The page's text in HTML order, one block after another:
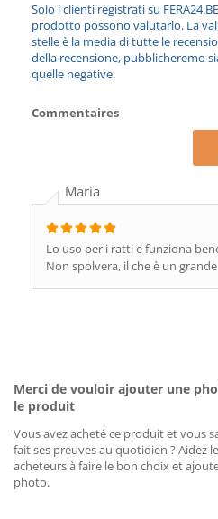
Solo i clienti registrati su
prodotto possono valutarlo. La
stelle è la media di tutte le
della recensione, pubblicheremo
quelle negative.
Commentaires
Maria
Lo uso per i ratti e funziona
Non spolvera, il che è un
Merci de vouloir ajouter une
le produit
Vous avez acheté ce produit et vous
fait ses preuves au quotidien ? Aidez
acheteurs à faire le bon choix et
photo.